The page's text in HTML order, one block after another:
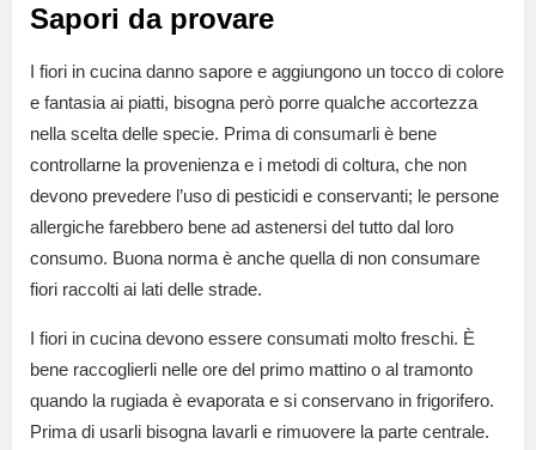
Sapori da provare
I fiori in cucina danno sapore e aggiungono un tocco di colore
e fantasia ai piatti, bisogna però porre qualche accortezza
nella scelta delle specie. Prima di consumarli è bene
controllarne la provenienza e i metodi di coltura, che non
devono prevedere l’uso di pesticidi e conservanti; le persone
allergiche farebbero bene ad astenersi del tutto dal loro
consumo. Buona norma è anche quella di non consumare
fiori raccolti ai lati delle strade.
I fiori in cucina devono essere consumati molto freschi. È
bene raccoglierli nelle ore del primo mattino o al tramonto
quando la rugiada è evaporata e si conservano in frigorifero.
Prima di usarli bisogna lavarli e rimuovere la parte centrale.